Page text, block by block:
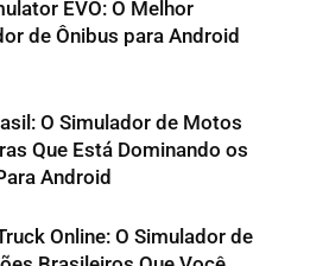
EVO: O Melhor
de Ônibus para Android
O Simulador de Motos
Que Está Dominando os
Android
Online: O Simulador de